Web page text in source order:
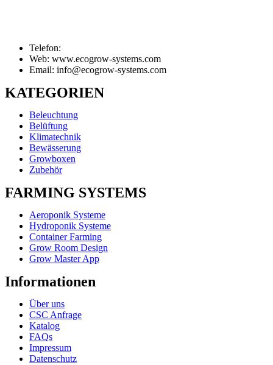
Telefon:
Web: www.ecogrow-systems.com
Email: info@ecogrow-systems.com
KATEGORIEN
Beleuchtung
Belüftung
Klimatechnik
Bewässerung
Growboxen
Zubehör
FARMING SYSTEMS
Aeroponik Systeme
Hydroponik Systeme
Container Farming
Grow Room Design
Grow Master App
Informationen
Über uns
CSC Anfrage
Katalog
FAQs
Impressum
Datenschutz